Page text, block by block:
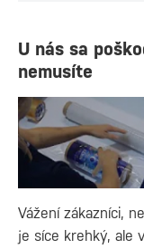
U nás sa
nemusíte
Vážení zákazníci,
je síce krehký, ale